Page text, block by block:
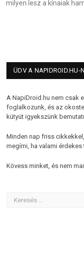
milyen lesz a kínaiak
ÜDV A NAPIDROID.HU-
A NapiDroid.hu nem csak
foglalkozunk, és az
kütyüt igyekszünk
Minden nap friss
megírni, ha valami
Kövess minket, és nem